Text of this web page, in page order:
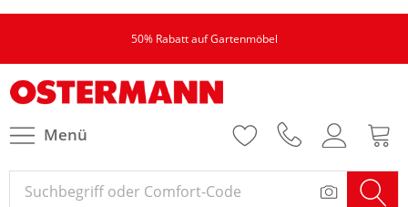
50% Rabatt auf Gartenmöbel
Menü